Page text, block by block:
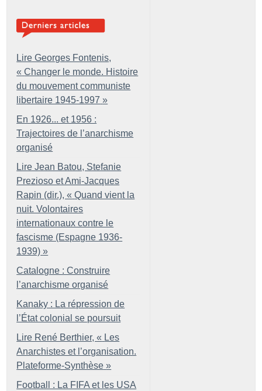
Lire Georges Fontenis,
« Changer le monde. Histoire
du mouvement communiste
libertaire 1945-1997 »
En 1926... et 1956 :
Trajectoires de l’anarchisme
organisé
Lire Jean Batou, Stefanie
Prezioso et Ami-Jacques
Rapin (dir.), « Quand vient la
nuit. Volontaires
internationaux contre le
fascisme (Espagne 1936-
1939) »
Catalogne : Construire
l’anarchisme organisé
Kanaky : La répression de
l’État colonial se poursuit
Lire René Berthier, « Les
Anarchistes et l’organisation.
Plateforme-Synthèse »
Football : La FIFA et les USA